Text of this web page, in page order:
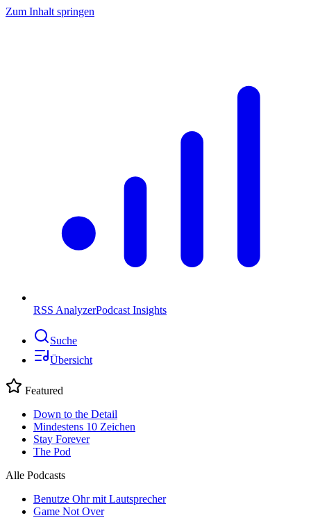
Zum Inhalt springen
RSS AnalyzerPodcast Insights
Suche
Übersicht
Featured
Down to the Detail
Mindestens 10 Zeichen
Stay Forever
The Pod
Alle Podcasts
Benutze Ohr mit Lautsprecher
Game Not Over